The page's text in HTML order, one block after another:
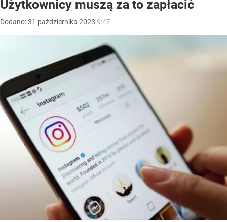
Użytkownicy muszą za to zapłacić
Dodano:31 października 2023 9:47